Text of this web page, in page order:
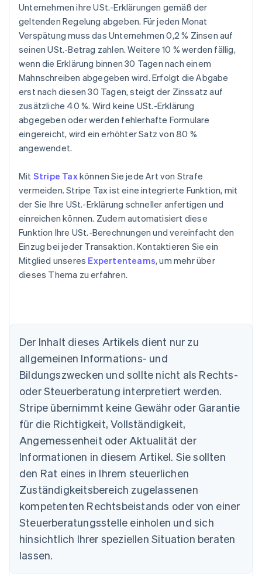
Unternehmen ihre USt.-Erklärungen gemäß der
geltenden Regelung abgeben. Für jeden Monat
Verspätung muss das Unternehmen 0,2 % Zinsen auf
seinen USt.-Betrag zahlen. Weitere 10 % werden fällig,
wenn die Erklärung binnen 30 Tagen nach einem
Mahnschreiben abgegeben wird. Erfolgt die Abgabe
erst nach diesen 30 Tagen, steigt der Zinssatz auf
zusätzliche 40 %. Wird keine USt.-Erklärung
abgegeben oder werden fehlerhafte Formulare
eingereicht, wird ein erhöhter Satz von 80 %
angewendet.
Mit Stripe Taxkönnen Sie jede Art von Strafe
vermeiden. Stripe Tax ist eine integrierte Funktion, mit
der Sie Ihre USt.-Erklärung schneller anfertigen und
einreichen können. Zudem automatisiert diese
Funktion Ihre USt.-Berechnungen und vereinfacht den
Einzug bei jeder Transaktion. Kontaktieren Sie ein
Mitglied unseres Expertenteams, um mehr über
dieses Thema zu erfahren.
Der Inhalt dieses Artikels dient nur zu
allgemeinen Informations- und
Bildungszwecken und sollte nicht als Rechts-
oder Steuerberatung interpretiert werden.
Stripe übernimmt keine Gewähr oder Garantie
für die Richtigkeit, Vollständigkeit,
Angemessenheit oder Aktualität der
Informationen in diesem Artikel. Sie sollten
den Rat eines in Ihrem steuerlichen
Zuständigkeitsbereich zugelassenen
kompetenten Rechtsbeistands oder von einer
Steuerberatungsstelle einholen und sich
hinsichtlich Ihrer speziellen Situation beraten
lassen.
Australien
English
Belgien
NederlandsFrançaisDeutschEnglish
Português English
Bulgarien
English
Dänemark
English
Deutschland
Estland
English